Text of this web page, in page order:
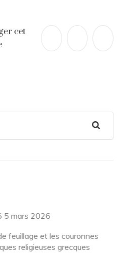
cet
5 mars 2026
feuillage et les couronnes
religieuses grecques